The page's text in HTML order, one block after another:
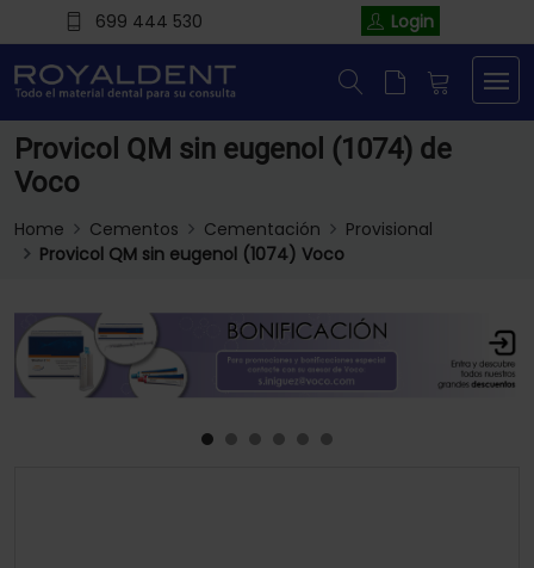
699 444 530 Login
Provicol QM sin eugenol (1074) de
Voco
Home Cementos Cementación
Provisional
Provicol QM sin eugenol (1074) Voco